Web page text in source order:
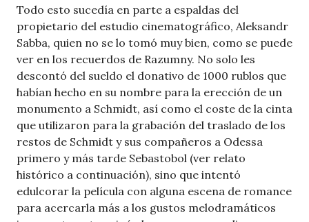
Todo esto sucedía en parte a espaldas del
propietario del estudio cinematográfico, Aleksandr
Sabba, quien no se lo tomó muy bien, como se puede
ver en los recuerdos de Razumny. No solo les
descontó del sueldo el donativo de 1000 rublos que
habían hecho en su nombre para la erección de un
monumento a Schmidt, así como el coste de la cinta
que utilizaron para la grabación del traslado de los
restos de Schmidt y sus compañeros a Odessa
primero y más tarde Sebastobol (ver relato
histórico a continuación), sino que intentó
edulcorar la película con alguna escena de romance
para acercarla más a los gustos melodramáticos